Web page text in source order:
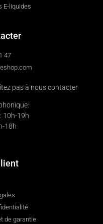
E-liquides
47
pas à nous contacter
10h-19h
18h
de garantie